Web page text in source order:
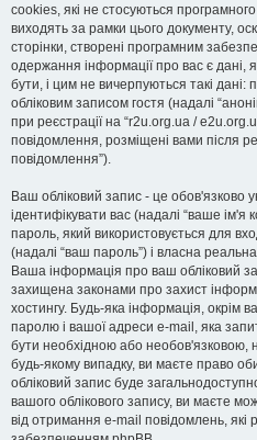
cookies, які не стосуються
виходять за рамки цього документу,
сторінки, створені програмним
одержання інформації про вас є дані,
бути, і цим не вичерпуються такі дані:
обліковим записом гостя (надалі
при реєстрації на “r2u.org.ua /
повідомлення, розміщені вами після
повідомлення”).
Ваш обліковий запис - це обов'язково
ідентифікувати вас (надалі “ваше ім'я
пароль, який використовується для
(надалі “ваш пароль”) і власна
Ваша інформація про ваш обліковий
захищена законами про захист
хостингу. Будь-яка інформація, окрім
паролю і вашої адреси e-mail, яка
бути необхідною або необов'язковою,
будь-якому випадку, ви маєте право
обліковий запис буде
вашого облікового запису, ви маєте
від отримання e-mail повідомлень,